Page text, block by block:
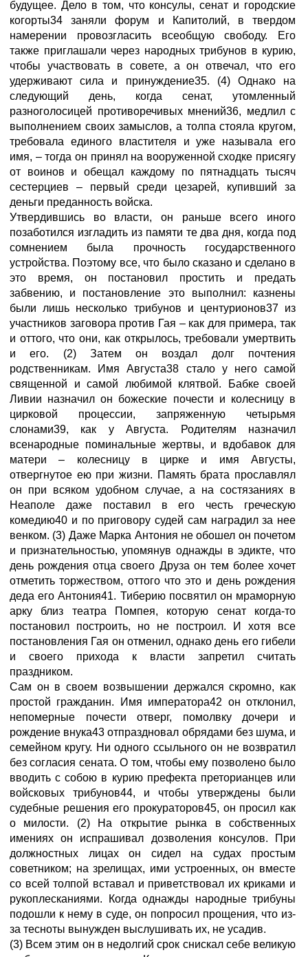
будущее. Дело в том, что консулы, сенат и городские
когорты34 заняли форум и Капитолий, в твердом
намерении провозгласить всеобщую свободу. Его
также приглашали через народных трибунов в курию,
чтобы участвовать в совете, а он отвечал, что его
удерживают сила и принуждение35. (4) Однако на
следующий день, когда сенат, утомленный
разноголосицей противоречивых мнений36, медлил с
выполнением своих замыслов, а толпа стояла кругом,
требовала единого властителя и уже называла его
имя, – тогда он принял на вооруженной сходке присягу
от воинов и обещал каждому по пятнадцать тысяч
сестерциев – первый среди цезарей, купивший за
деньги преданность войска.
Утвердившись во власти, он раньше всего иного
позаботился изгладить из памяти те два дня, когда под
сомнением была прочность государственного
устройства. Поэтому все, что было сказано и сделано в
это время, он постановил простить и предать
забвению, и постановление это выполнил: казнены
были лишь несколько трибунов и центурионов37 из
участников заговора против Гая – как для примера, так
и оттого, что они, как открылось, требовали умертвить
и его. (2) Затем он воздал долг почтения
родственникам. Имя Августа38 стало у него самой
священной и самой любимой клятвой. Бабке своей
Ливии назначил он божеские почести и колесницу в
цирковой процессии, запряженную четырьмя
слонами39, как у Августа. Родителям назначил
всенародные поминальные жертвы, и вдобавок для
матери – колесницу в цирке и имя Августы,
отвергнутое ею при жизни. Память брата прославлял
он при всяком удобном случае, а на состязаниях в
Неаполе даже поставил в его честь греческую
комедию40 и по приговору судей сам наградил за нее
венком. (3) Даже Марка Антония не обошел он почетом
и признательностью, упомянув однажды в эдикте, что
день рождения отца своего Друза он тем более хочет
отметить торжеством, оттого что это и день рождения
деда его Антония41. Тиберию посвятил он мраморную
арку близ театра Помпея, которую сенат когда-то
постановил построить, но не построил. И хотя все
постановления Гая он отменил, однако день его гибели
и своего прихода к власти запретил считать
праздником.
Сам он в своем возвышении держался скромно, как
простой гражданин. Имя императора42 он отклонил,
непомерные почести отверг, помолвку дочери и
рождение внука43 отпраздновал обрядами без шума, и
семейном кругу. Ни одного ссыльного он не возвратил
без согласия сената. О том, чтобы ему позволено было
вводить с собою в курию префекта преторианцев или
войсковых трибунов44, и чтобы утверждены были
судебные решения его прокураторов45, он просил как
о милости. (2) На открытие рынка в собственных
имениях он испрашивал дозволения консулов. При
должностных лицах он сидел на судах простым
советником; на зрелищах, ими устроенных, он вместе
со всей толпой вставал и приветствовал их криками и
рукоплесканиями. Когда однажды народные трибуны
подошли к нему в суде, он попросил прощения, что из-
за тесноты вынужден выслушивать их, не усадив.
(3) Всем этим он в недолгий срок снискал себе великую